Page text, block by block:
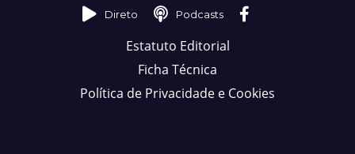
Direto Podcasts
Estatuto Editorial
Ficha Técnica
Política de Privacidade e Cookies